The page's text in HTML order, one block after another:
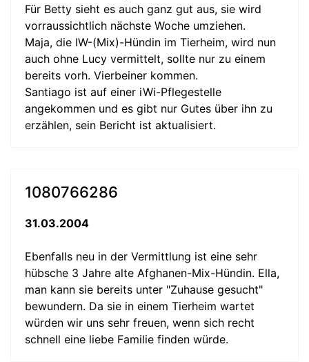
Für Betty sieht es auch ganz gut aus, sie wird
vorraussichtlich nächste Woche umziehen.
Maja, die IW-(Mix)-Hündin im Tierheim, wird nun
auch ohne Lucy vermittelt, sollte nur zu einem
bereits vorh. Vierbeiner kommen.
Santiago ist auf einer iWi-Pflegestelle
angekommen und es gibt nur Gutes über ihn zu
erzählen, sein Bericht ist aktualisiert.
1080766286
31.03.2004
Ebenfalls neu in der Vermittlung ist eine sehr
hübsche 3 Jahre alte Afghanen-Mix-Hündin. Ella,
man kann sie bereits unter "Zuhause gesucht"
bewundern. Da sie in einem Tierheim wartet
würden wir uns sehr freuen, wenn sich recht
schnell eine liebe Familie finden würde.